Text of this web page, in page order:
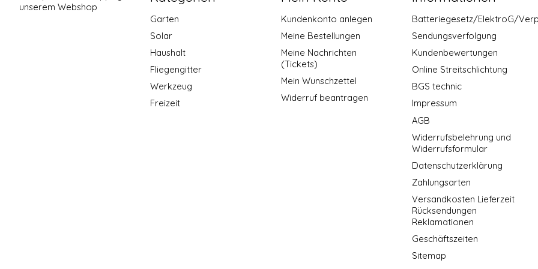
unserem Webshop
Garten
Solar
Haushalt
Fliegengitter
Werkzeug
Freizeit
Kundenkonto anlegen
Meine Bestellungen
Meine Nachrichten
(Tickets)
Mein Wunschzettel
Widerruf beantragen
Batteriegesetz/ElektroG/
Sendungsverfolgung
Kundenbewertungen
Online Streitschlichtung
BGS technic
Impressum
AGB
Widerrufsbelehrung und
Widerrufsformular
Datenschutzerklärung
Zahlungsarten
Versandkosten Lieferzeit
Rücksendungen
Reklamationen
Geschäftszeiten
Sitemap